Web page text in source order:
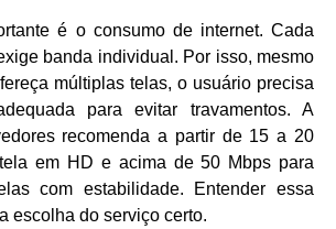
é o consumo de internet. Cada
banda individual. Por isso, mesmo
múltiplas telas, o usuário precisa
para evitar travamentos. A
recomenda a partir de 15 a 20
em HD e acima de 50 Mbps para
com estabilidade. Entender essa
escolha do serviço certo.